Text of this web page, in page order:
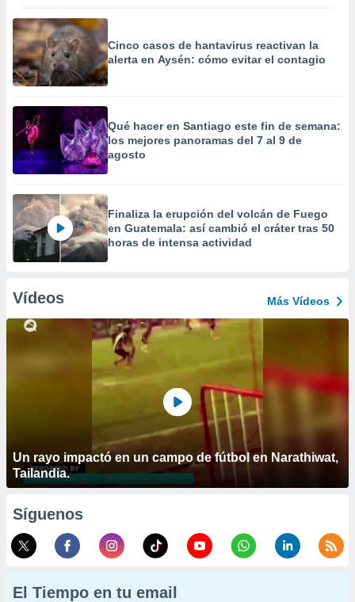
Cinco casos de hantavirus reactivan la
alerta en Aysén: cómo evitar el contagio
Qué hacer en Santiago este fin de semana:
los mejores panoramas del 7 al 9 de
agosto
Finaliza la erupción del volcán de Fuego
en Guatemala: así cambió el cráter tras 50
horas de intensa actividad
Vídeos Más Vídeos
Un rayo impactó en un campo de fútbol en Narathiwat,
Tailandia.
Síguenos
El Tiempo en tu email